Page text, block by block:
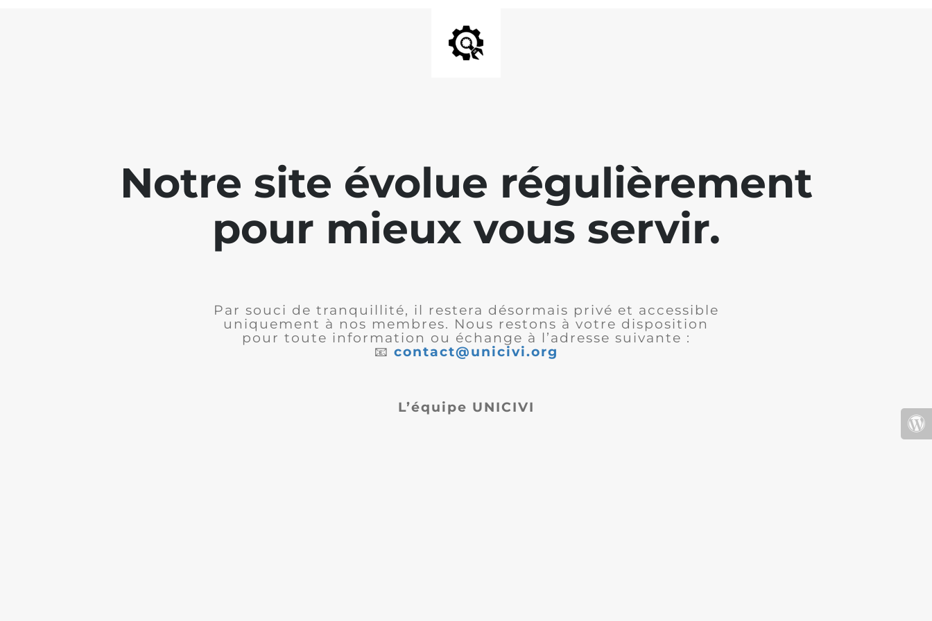
Notre site évolue régulièrement
pour mieux vous servir.
Par souci de tranquillité, il restera désormais privé et accessible
uniquement à nos membres. Nous restons à votre disposition
pour toute information ou échange à l’adresse suivante :
📧 contact@unicivi.org
L’équipe UNICIVI